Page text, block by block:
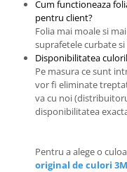
Cum functioneaza
pentru client?
Folia mai moale si
suprafetele curbate
Disponibilitatea
Pe masura ce sunt
vor fi eliminate
va cu noi
disponibilitatea
Pentru a alege o
original de culori